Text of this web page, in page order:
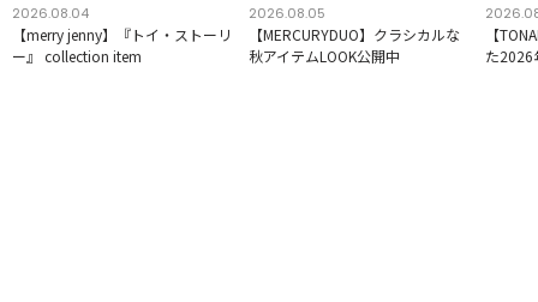
2026.08.04
【merry jenny】『トイ・ストーリ
ー』 collection item
2026.08.05
【MERCURYDUO】クラシカルな
秋アイテムLOOK公開中
【
た2026